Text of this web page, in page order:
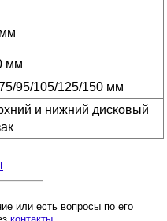
мм
95/105/125/150 мм
и нижний дисковый
или есть вопросы по его